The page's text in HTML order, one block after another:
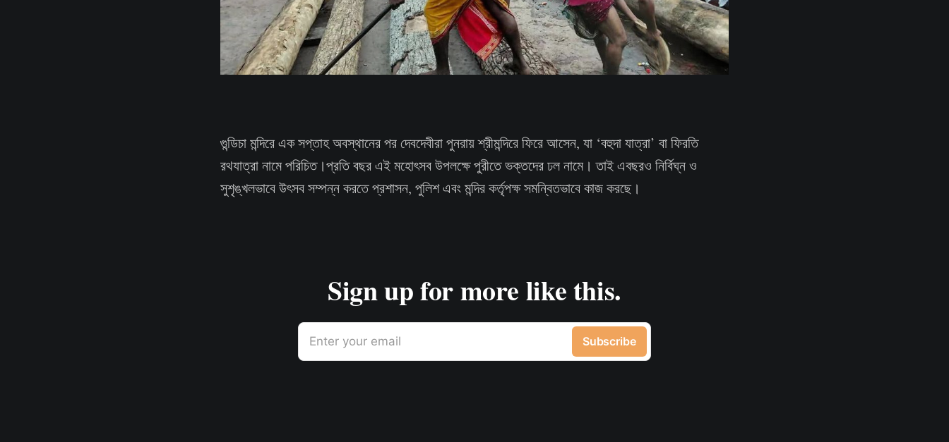
গুন্ডিচা মন্দিরে এক সপ্তাহ অবস্থানের পর দেবদেবীরা পুনরায় শ্রীমন্দিরে ফিরে আসেন, যা ‘বহুদা যাত্রা’ বা ফিরতি
রথযাত্রা নামে পরিচিত।প্রতি বছর এই মহোৎসব উপলক্ষে পুরীতে ভক্তদের ঢল নামে। তাই এবছরও নির্বিঘ্ন ও
সুশৃঙ্খলভাবে উৎসব সম্পন্ন করতে প্রশাসন, পুলিশ এবং মন্দির কর্তৃপক্ষ সমন্বিতভাবে কাজ করছে।
Sign up for more like this.
Enter your email Subscribe